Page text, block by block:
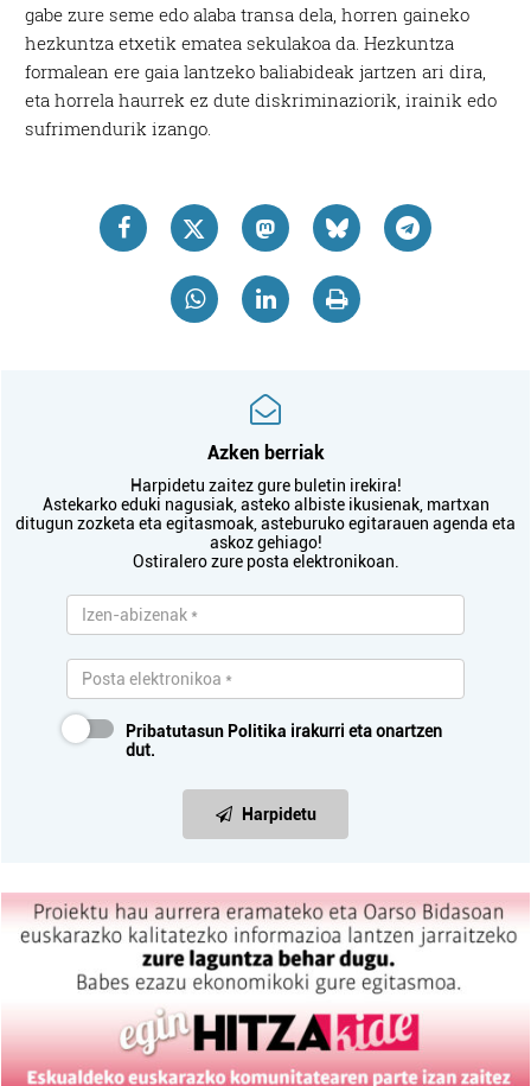
gabe zure seme edo alaba transa dela, horren gaineko
hezkuntza etxetik ematea sekulakoa da. Hezkuntza
formalean ere gaia lantzeko baliabideak jartzen ari dira,
eta horrela haurrek ez dute diskriminaziorik, irainik edo
sufrimendurik izango.
Azken berriak
Harpidetu zaitez gure buletin irekira!
Astekarko eduki nagusiak, asteko albiste ikusienak, martxan
ditugun zozketa eta egitasmoak, asteburuko egitarauen agenda eta
askoz gehiago!
Ostiralero zure posta elektronikoan.
Pribatutasun Politika irakurri eta onartzen
dut.
Harpidetu